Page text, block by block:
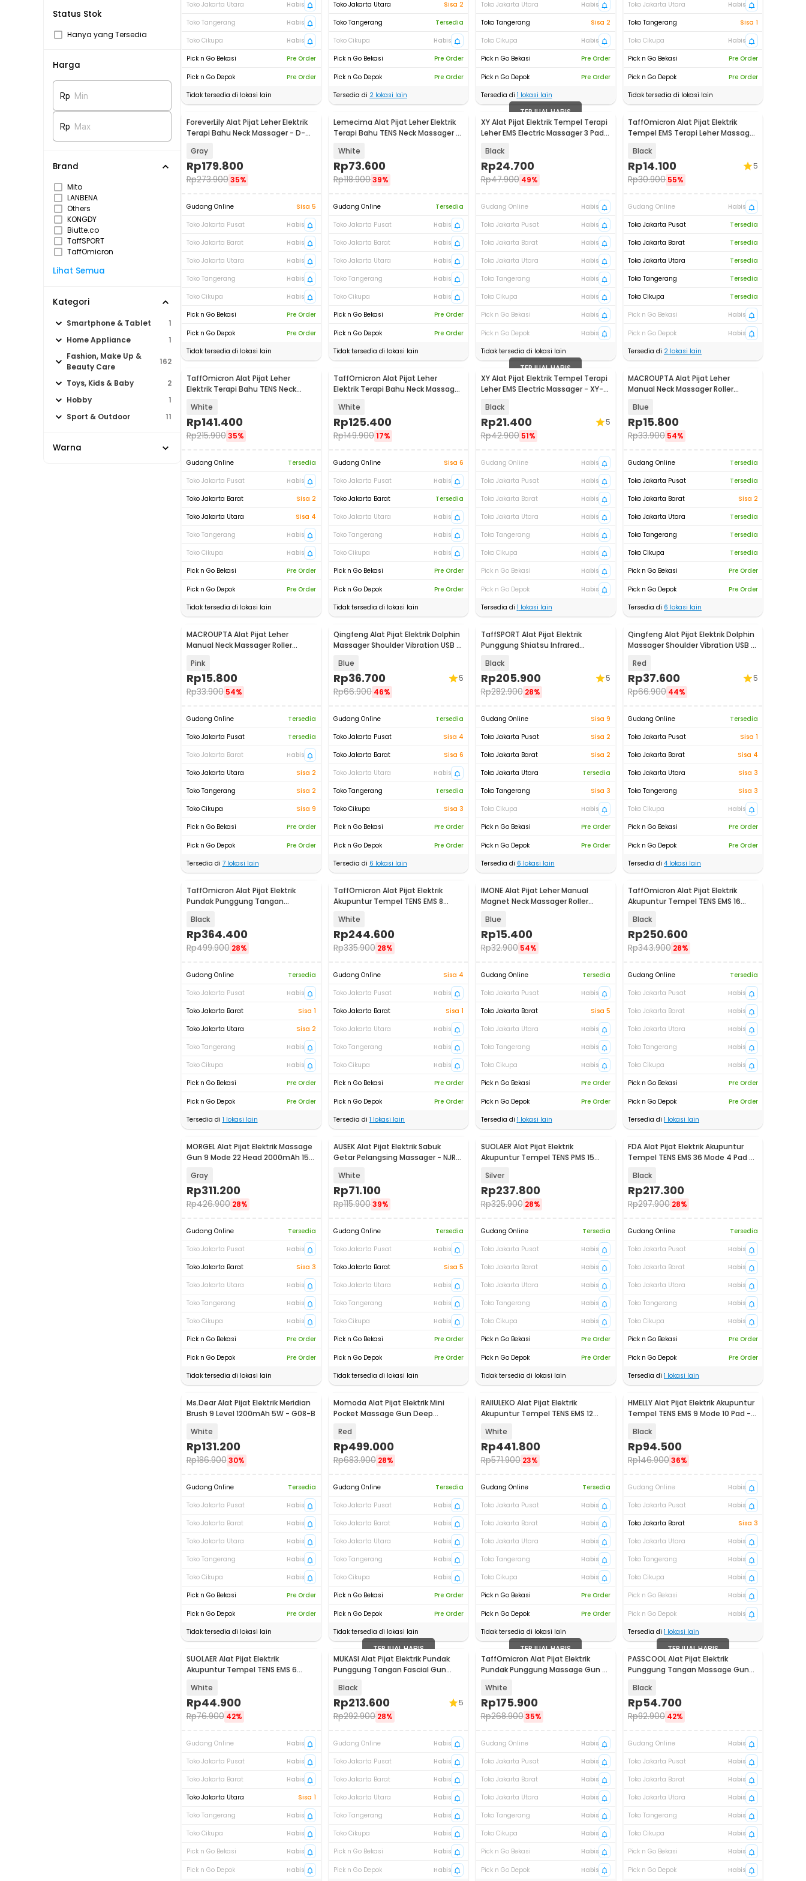
Status Stok
Hanya yang Tersedia
Harga
Rp Min
Rp Max
Brand
Mito
LANBENA
Others
KONGDY
Biutte.co
TaffSPORT
TaffOmicron
Lihat Semua
Kategori
Smartphone & Tablet
1
Home Appliance
1
Fashion, Make Up &
Beauty Care
162
Toys, Kids & Baby
2
Hobby
1
Sport & Outdoor
11
Warna
Toko Jakarta Utara
Habis
Toko Tangerang
Habis
Toko Cikupa
Habis
Pick n Go Bekasi
Pre Order
Pick n Go Depok
Pre Order
Tidak tersedia di lokasi lain
Toko Jakarta Utara
Sisa 2
Toko Tangerang
Tersedia
Toko Cikupa
Habis
Pick n Go Bekasi
Pre Order
Pick n Go Depok
Pre Order
Tersedia di 2 lokasi lain
Toko Jakarta Utara
Habis
Toko Tangerang
Sisa 2
Toko Cikupa
Habis
Pick n Go Bekasi
Pre Order
Pick n Go Depok
Pre Order
Tersedia di 1 lokasi lain
Toko Jakarta Utara
Habis
Toko Tangerang
Sisa 1
Toko Cikupa
Habis
Pick n Go Bekasi
Pre Order
Pick n Go Depok
Pre Order
Tidak tersedia di lokasi lain
ForeverLily Alat Pijat Leher Elektrik
Terapi Bahu Neck Massager - D-
Gray
Rp179.800
Rp273.900 35%
Gudang Online
Sisa 5
Toko Jakarta Pusat
Habis
Toko Jakarta Barat
Habis
Toko Jakarta Utara
Habis
Toko Tangerang
Habis
Toko Cikupa
Habis
Pick n Go Bekasi
Pre Order
Pick n Go Depok
Pre Order
Tidak tersedia di lokasi lain
Lemecima Alat Pijat Leher Elektrik
Terapi Bahu TENS Neck Massager -
White
Rp73.600
Rp118.90039%
Gudang Online
Tersedia
Toko Jakarta Pusat
Habis
Toko Jakarta Barat
Habis
Toko Jakarta Utara
Habis
Toko Tangerang
Habis
Toko Cikupa
Habis
Pick n Go Bekasi
Pre Order
Pick n Go Depok
Pre Order
Tidak tersedia di lokasi lain
TERJUAL HABIS
XY Alat Pijat Elektrik Tempel Terapi
Leher EMS Electric Massager 3 Pad -
Black
Rp24.700
Rp47.900 49%
Gudang Online
Habis
Toko Jakarta Pusat
Habis
Toko Jakarta Barat
Habis
Toko Jakarta Utara
Habis
Toko Tangerang
Habis
Toko Cikupa
Habis
Pick n Go Bekasi
Habis
Pick n Go Depok
Habis
Tidak tersedia di lokasi lain
TaffOmicron Alat Pijat Elektrik
Tempel EMS Terapi Leher Massager
Black
Rp14.100
Rp30.900 55%
5
Gudang Online
Habis
Toko Jakarta Pusat
Tersedia
Toko Jakarta Barat
Tersedia
Toko Jakarta Utara
Tersedia
Toko Tangerang
Tersedia
Toko Cikupa
Tersedia
Pick n Go Bekasi
Habis
Pick n Go Depok
Habis
Tersedia di 2 lokasi lain
TaffOmicron Alat Pijat Leher
Elektrik Terapi Bahu TENS Neck
White
Rp141.400
Rp215.900 35%
Gudang Online
Tersedia
Toko Jakarta Pusat
Habis
Toko Jakarta Barat
Sisa 2
Toko Jakarta Utara
Sisa 4
Toko Tangerang
Habis
Toko Cikupa
Habis
Pick n Go Bekasi
Pre Order
Pick n Go Depok
Pre Order
Tidak tersedia di lokasi lain
TaffOmicron Alat Pijat Leher
Elektrik Terapi Bahu Neck Massager
White
Rp125.400
Rp149.90017%
Gudang Online
Sisa 6
Toko Jakarta Pusat
Habis
Toko Jakarta Barat
Tersedia
Toko Jakarta Utara
Habis
Toko Tangerang
Habis
Toko Cikupa
Habis
Pick n Go Bekasi
Pre Order
Pick n Go Depok
Pre Order
Tidak tersedia di lokasi lain
TERJUAL HABIS
XY Alat Pijat Elektrik Tempel Terapi
Leher EMS Electric Massager - XY-
Black
Rp21.400
Rp42.900 51%
5
Gudang Online
Habis
Toko Jakarta Pusat
Habis
Toko Jakarta Barat
Habis
Toko Jakarta Utara
Habis
Toko Tangerang
Habis
Toko Cikupa
Habis
Pick n Go Bekasi
Habis
Pick n Go Depok
Habis
Tersedia di 1 lokasi lain
MACROUPTA Alat Pijat Leher
Manual Neck Massager Roller
Blue
Rp15.800
Rp33.900 54%
Gudang Online
Tersedia
Toko Jakarta Pusat
Tersedia
Toko Jakarta Barat
Sisa 2
Toko Jakarta Utara
Tersedia
Toko Tangerang
Tersedia
Toko Cikupa
Tersedia
Pick n Go Bekasi
Pre Order
Pick n Go Depok
Pre Order
Tersedia di 6 lokasi lain
MACROUPTA Alat Pijat Leher
Manual Neck Massager Roller
Pink
Rp15.800
Rp33.900 54%
Gudang Online
Tersedia
Toko Jakarta Pusat
Tersedia
Toko Jakarta Barat
Habis
Toko Jakarta Utara
Sisa 2
Toko Tangerang
Sisa 2
Toko Cikupa
Sisa 9
Pick n Go Bekasi
Pre Order
Pick n Go Depok
Pre Order
Tersedia di 7lokasi lain
Qingfeng Alat Pijat Elektrik Dolphin
Massager Shoulder Vibration USB -
Blue
Rp36.700
Rp66.900 46%
5
Gudang Online
Tersedia
Toko Jakarta Pusat
Sisa 4
Toko Jakarta Barat
Sisa 6
Toko Jakarta Utara
Habis
Toko Tangerang
Tersedia
Toko Cikupa
Sisa 3
Pick n Go Bekasi
Pre Order
Pick n Go Depok
Pre Order
Tersedia di 6 lokasi lain
TaffSPORT Alat Pijat Elektrik
Punggung Shiatsu Infrared
Black
Rp205.900
Rp282.900 28%
5
Gudang Online
Sisa 9
Toko Jakarta Pusat
Sisa 2
Toko Jakarta Barat
Sisa 2
Toko Jakarta Utara
Tersedia
Toko Tangerang
Sisa 3
Toko Cikupa
Habis
Pick n Go Bekasi
Pre Order
Pick n Go Depok
Pre Order
Tersedia di 6 lokasi lain
Qingfeng Alat Pijat Elektrik Dolphin
Massager Shoulder Vibration USB -
Red
Rp37.600
Rp66.900 44%
5
Gudang Online
Tersedia
Toko Jakarta Pusat
Sisa 1
Toko Jakarta Barat
Sisa 4
Toko Jakarta Utara
Sisa 3
Toko Tangerang
Sisa 3
Toko Cikupa
Habis
Pick n Go Bekasi
Pre Order
Pick n Go Depok
Pre Order
Tersedia di 4 lokasi lain
TaffOmicron Alat Pijat Elektrik
Pundak Punggung Tangan
Black
Rp364.400
Rp499.900 28%
Gudang Online
Tersedia
Toko Jakarta Pusat
Habis
Toko Jakarta Barat
Sisa 1
Toko Jakarta Utara
Sisa 2
Toko Tangerang
Habis
Toko Cikupa
Habis
Pick n Go Bekasi
Pre Order
Pick n Go Depok
Pre Order
Tersedia di 1 lokasi lain
TaffOmicron Alat Pijat Elektrik
Akupuntur Tempel TENS EMS 8
White
Rp244.600
Rp335.900 28%
Gudang Online
Sisa 4
Toko Jakarta Pusat
Habis
Toko Jakarta Barat
Sisa 1
Toko Jakarta Utara
Habis
Toko Tangerang
Habis
Toko Cikupa
Habis
Pick n Go Bekasi
Pre Order
Pick n Go Depok
Pre Order
Tersedia di 1 lokasi lain
IMONE Alat Pijat Leher Manual
Magnet Neck Massager Roller
Blue
Rp15.400
Rp32.900 54%
Gudang Online
Tersedia
Toko Jakarta Pusat
Habis
Toko Jakarta Barat
Sisa 5
Toko Jakarta Utara
Habis
Toko Tangerang
Habis
Toko Cikupa
Habis
Pick n Go Bekasi
Pre Order
Pick n Go Depok
Pre Order
Tersedia di 1 lokasi lain
TaffOmicron Alat Pijat Elektrik
Akupuntur Tempel TENS EMS 16
Black
Rp250.600
Rp343.900 28%
Gudang Online
Tersedia
Toko Jakarta Pusat
Habis
Toko Jakarta Barat
Habis
Toko Jakarta Utara
Habis
Toko Tangerang
Habis
Toko Cikupa
Habis
Pick n Go Bekasi
Pre Order
Pick n Go Depok
Pre Order
Tersedia di 1 lokasi lain
MORGEL Alat Pijat Elektrik Massage
Gun 9 Mode 22 Head 2000mAh 15W
Gray
Rp311.200
Rp426.900 28%
Gudang Online
Tersedia
Toko Jakarta Pusat
Habis
Toko Jakarta Barat
Sisa 3
Toko Jakarta Utara
Habis
Toko Tangerang
Habis
Toko Cikupa
Habis
Pick n Go Bekasi
Pre Order
Pick n Go Depok
Pre Order
Tidak tersedia di lokasi lain
AUSEK Alat Pijat Elektrik Sabuk
Getar Pelangsing Massager - NJR-
White
Rp71.100
Rp115.90039%
Gudang Online
Tersedia
Toko Jakarta Pusat
Habis
Toko Jakarta Barat
Sisa 5
Toko Jakarta Utara
Habis
Toko Tangerang
Habis
Toko Cikupa
Habis
Pick n Go Bekasi
Pre Order
Pick n Go Depok
Pre Order
Tidak tersedia di lokasi lain
SUOLAER Alat Pijat Elektrik
Akupuntur Tempel TENS PMS 15
Silver
Rp237.800
Rp325.900 28%
Gudang Online
Tersedia
Toko Jakarta Pusat
Habis
Toko Jakarta Barat
Habis
Toko Jakarta Utara
Habis
Toko Tangerang
Habis
Toko Cikupa
Habis
Pick n Go Bekasi
Pre Order
Pick n Go Depok
Pre Order
Tidak tersedia di lokasi lain
FDA Alat Pijat Elektrik Akupuntur
Tempel TENS EMS 36 Mode 4 Pad -
Black
Rp217.300
Rp297.900 28%
Gudang Online
Tersedia
Toko Jakarta Pusat
Habis
Toko Jakarta Barat
Habis
Toko Jakarta Utara
Habis
Toko Tangerang
Habis
Toko Cikupa
Habis
Pick n Go Bekasi
Pre Order
Pick n Go Depok
Pre Order
Tersedia di 1 lokasi lain
Baru
Ms.Dear Alat Pijat Elektrik Meridian
Brush 9 Level 1200mAh 5W - G08-B
White
Rp131.200
Rp186.900 30%
Gudang Online
Tersedia
Toko Jakarta Pusat
Habis
Toko Jakarta Barat
Habis
Toko Jakarta Utara
Habis
Toko Tangerang
Habis
Toko Cikupa
Habis
Pick n Go Bekasi
Pre Order
Pick n Go Depok
Pre Order
Tidak tersedia di lokasi lain
Momoda Alat Pijat Elektrik Mini
Pocket Massage Gun Deep
Red
Rp499.000
Rp683.900 28%
Gudang Online
Tersedia
Toko Jakarta Pusat
Habis
Toko Jakarta Barat
Habis
Toko Jakarta Utara
Habis
Toko Tangerang
Habis
Toko Cikupa
Habis
Pick n Go Bekasi
Pre Order
Pick n Go Depok
Pre Order
Tidak tersedia di lokasi lain
RAIIULEKO Alat Pijat Elektrik
Akupuntur Tempel TENS EMS 12
White
Rp441.800
Rp571.900 23%
Gudang Online
Tersedia
Toko Jakarta Pusat
Habis
Toko Jakarta Barat
Habis
Toko Jakarta Utara
Habis
Toko Tangerang
Habis
Toko Cikupa
Habis
Pick n Go Bekasi
Pre Order
Pick n Go Depok
Pre Order
Tidak tersedia di lokasi lain
HMELLY Alat Pijat Elektrik Akupuntur
Tempel TENS EMS 9 Mode 10 Pad -
Black
Rp94.500
Rp146.90036%
Gudang Online
Habis
Toko Jakarta Pusat
Habis
Toko Jakarta Barat
Sisa 3
Toko Jakarta Utara
Habis
Toko Tangerang
Habis
Toko Cikupa
Habis
Pick n Go Bekasi
Habis
Pick n Go Depok
Habis
Tersedia di 1 lokasi lain
SUOLAER Alat Pijat Elektrik
Akupuntur Tempel TENS EMS 6
White
Rp44.900
Rp76.900 42%
Gudang Online
Habis
Toko Jakarta Pusat
Habis
Toko Jakarta Barat
Habis
Toko Jakarta Utara
Sisa 1
Toko Tangerang
Habis
Toko Cikupa
Habis
Pick n Go Bekasi
Habis
Pick n Go Depok Habis
TERJUAL HABIS
MUKASI Alat Pijat Elektrik Pundak
Punggung Tangan Fascial Gun
Black
Rp213.600
Rp292.900 28%
5
Gudang Online
Habis
Toko Jakarta Pusat
Habis
Toko Jakarta Barat
Habis
Toko Jakarta Utara
Habis
Toko Tangerang
Habis
Toko Cikupa
Habis
Pick n Go Bekasi
Habis
Pick n Go Depok Habis
TERJUAL HABIS
TaffOmicron Alat Pijat Elektrik
Pundak Punggung Massage Gun 4
White
Rp175.900
Rp268.900 35%
Gudang Online
Habis
Toko Jakarta Pusat
Habis
Toko Jakarta Barat
Habis
Toko Jakarta Utara
Habis
Toko Tangerang
Habis
Toko Cikupa
Habis
Pick n Go Bekasi
Habis
Pick n Go Depok Habis
TERJUAL HABIS
PASSCOOL Alat Pijat Elektrik
Punggung Tangan Massage Gun
Black
Rp54.700
Rp92.900 42%
Gudang Online
Habis
Toko Jakarta Pusat
Habis
Toko Jakarta Barat
Habis
Toko Jakarta Utara
Habis
Toko Tangerang
Habis
Toko Cikupa
Habis
Pick n Go Bekasi
Habis
Pick n Go Depok Habis